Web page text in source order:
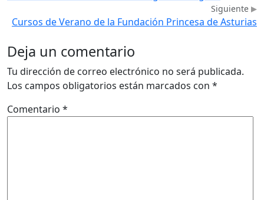
Siguiente
Cursos de Verano de la Fundación Princesa de Asturias
Deja un comentario
Tu dirección de correo electrónico no será publicada.
Los campos obligatorios están marcados con *
Comentario *